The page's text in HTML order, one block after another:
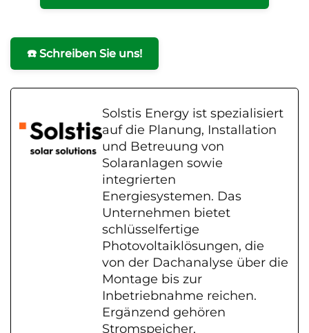
☎️ Schreiben Sie uns!
Solstis Energy ist spezialisiert
auf die Planung, Installation
und Betreuung von
Solaranlagen sowie
integrierten
Energiesystemen. Das
Unternehmen bietet
schlüsselfertige
Photovoltaiklösungen, die
von der Dachanalyse über die
Montage bis zur
Inbetriebnahme reichen.
Ergänzend gehören
Stromspeicher,